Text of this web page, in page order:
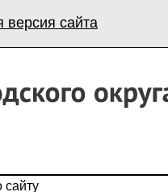
сайта